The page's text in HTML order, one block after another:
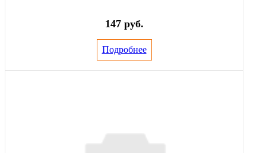
147 руб.
Подробнее